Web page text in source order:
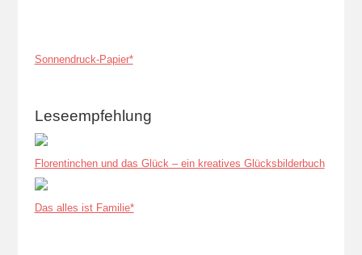
Sonnendruck-Papier*
Leseempfehlung
Florentinchen und das Glück – ein kreatives Glücksbilderbuch
Das alles ist Familie*